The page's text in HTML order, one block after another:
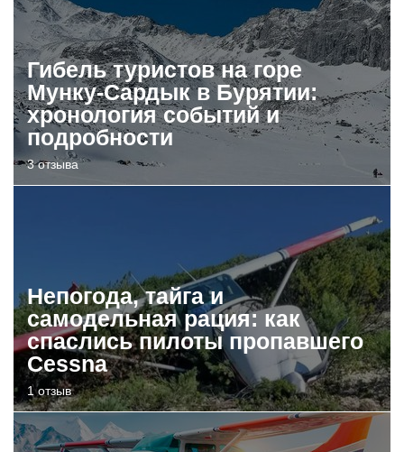
Гибель туристов на горе
Мунку-Сардык в Бурятии:
хронология событий и
подробности
3 отзыва
Непогода, тайга и
самодельная рация: как
спаслись пилоты пропавшего
Cessna
1 отзыв